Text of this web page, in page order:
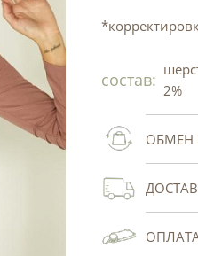
состав: 2%
ОБМЕН